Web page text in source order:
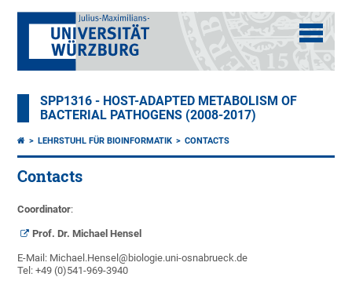
SPP1316 - HOST-ADAPTED METABOLISM OF
BACTERIAL PATHOGENS (2008-2017)
LEHRSTUHL FÜR BIOINFORMATIK CONTACTS
Contacts
Coordinator:
Prof. Dr. Michael Hensel
E-Mail: Michael.Hensel@biologie.uni-osnabrueck.de
Tel: +49 (0)541-969-3940